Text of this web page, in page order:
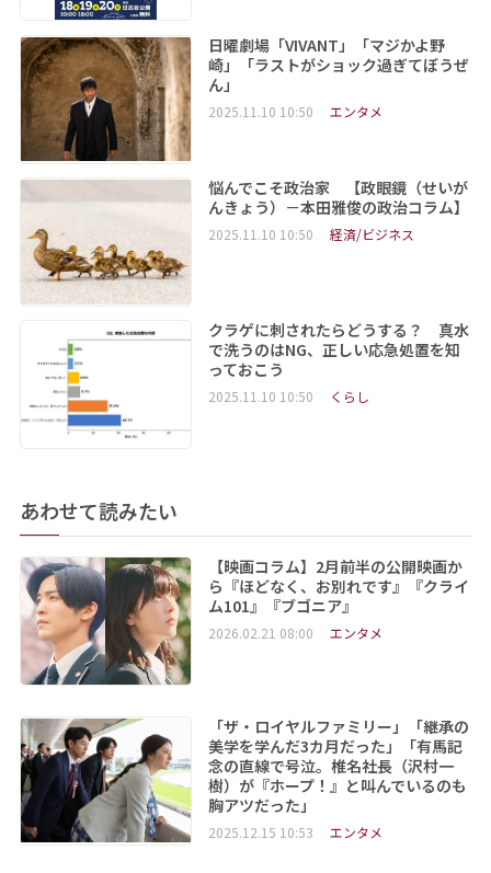
日曜劇場「VIVANT」「マジかよ野
崎」「ラストがショック過ぎてぼうぜ
ん」
2025.11.10 10:50 エンタメ
悩んでこそ政治家 【政眼鏡（せいが
んきょう）－本田雅俊の政治コラム】
2025.11.10 10:50 経済/ビジネス
クラゲに刺されたらどうする？ 真水
で洗うのはNG、正しい応急処置を知
っておこう
2025.11.10 10:50 くらし
あわせて読みたい
【映画コラム】2月前半の公開映画か
ら『ほどなく、お別れです』『クライ
ム101』『ブゴニア』
2026.02.21 08:00 エンタメ
「ザ・ロイヤルファミリー」「継承の
美学を学んだ3カ月だった」「有馬記
念の直線で号泣。椎名社長（沢村一
樹）が『ホープ！』と叫んでいるのも
胸アツだった」
2025.12.15 10:53 エンタメ